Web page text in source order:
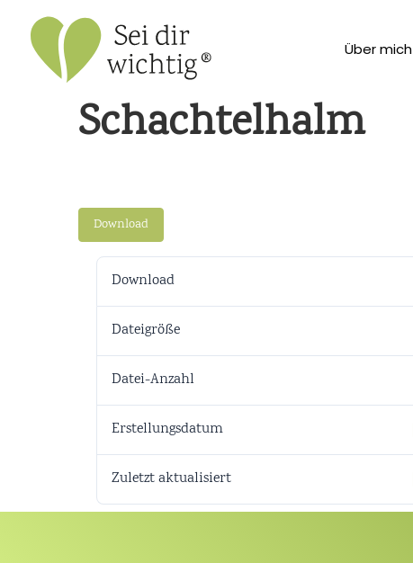
Über mich
Schachtelhalm
Download
Download
Dateigröße
Datei-Anzahl
Erstellungsdatum
Zuletzt aktualisiert